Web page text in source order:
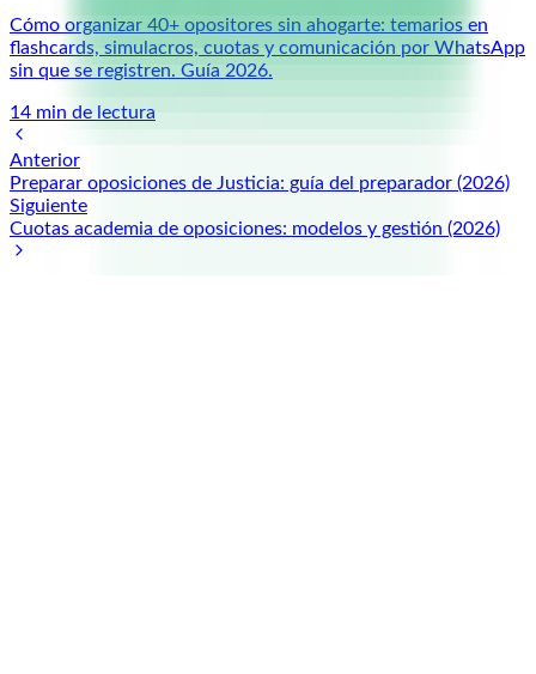
Cómo organizar 40+ opositores sin ahogarte: temarios en
flashcards, simulacros, cuotas y comunicación por WhatsApp
sin que se registren. Guía 2026.
14 min de lectura
Anterior
Preparar oposiciones de Justicia: guía del preparador (2026)
Siguiente
Cuotas academia de oposiciones: modelos y gestión (2026)